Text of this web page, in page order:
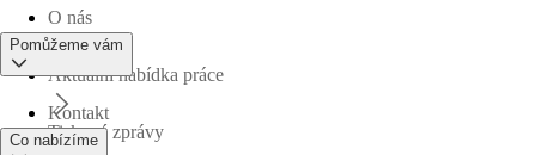
O nás
Aktuální nabídka práce
Tiskové zprávy
Pomůžeme vám
Kontakt
Co nabízíme